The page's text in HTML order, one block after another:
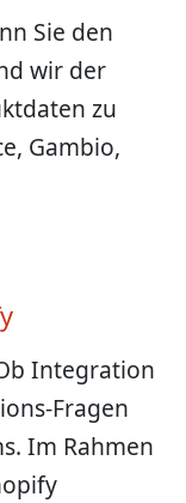
Sie den
wir der
zu
Gambio,
Integration
Fragen
Im Rahmen